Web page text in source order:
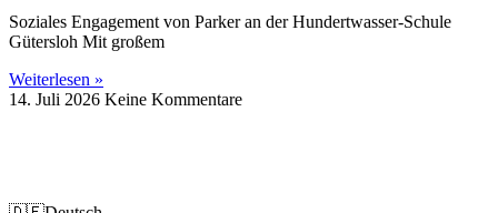
Soziales Engagement von Parker an der Hundertwasser-Schule
Gütersloh Mit großem
Weiterlesen »
14. Juli 2026 Keine Kommentare